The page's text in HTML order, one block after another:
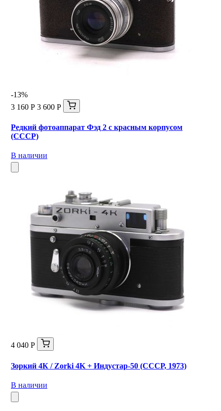
-13%
3 160 Р 3 600 Р
Редкий фотоаппарат Фэд 2 с красным корпусом
(СССР)
В наличии
4 040 Р
Зоркий 4К / Zorki 4K + Индустар-50 (СССР, 1973)
В наличии